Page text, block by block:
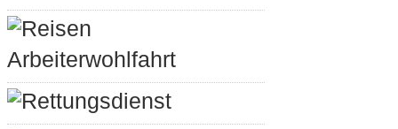
Reisen
Arbeiterwohlfahrt
Rettungsdienst